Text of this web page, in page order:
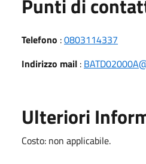
Punti di
Telefono :0803114337
Indirizzo mail :
Ulteriori
Costo: non applicabile.